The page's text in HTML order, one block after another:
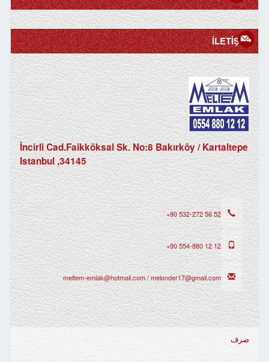
İLETİŞİM
İncirli Cad.Faikköksal Sk. No:8 Bakırköy / Kartaltepe
34145, Istanbul
+90 532-272 56 52
+90 554-880 12 12
meltem-emlak@hotmail.com / melonder17@gmail.com
صرف